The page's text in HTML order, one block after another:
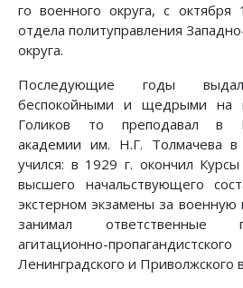
го военного округа, с
отдела политуправления
округа.
Последующие годы
беспокойными и щедрыми на
Голиков то преподавал в
академии им. Н.Г. Толмачева
учился: в 1929 г. окончил
высшего начальствующего
экстерном экзамены за
занимал ответственные
агитационно-
Ленинградского и Приволжского